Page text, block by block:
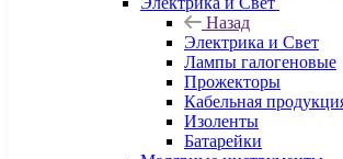
Назад
Электрика и Свет
Лампы галогеновые
Прожекторы
Кабельная
Изоленты
Батарейки